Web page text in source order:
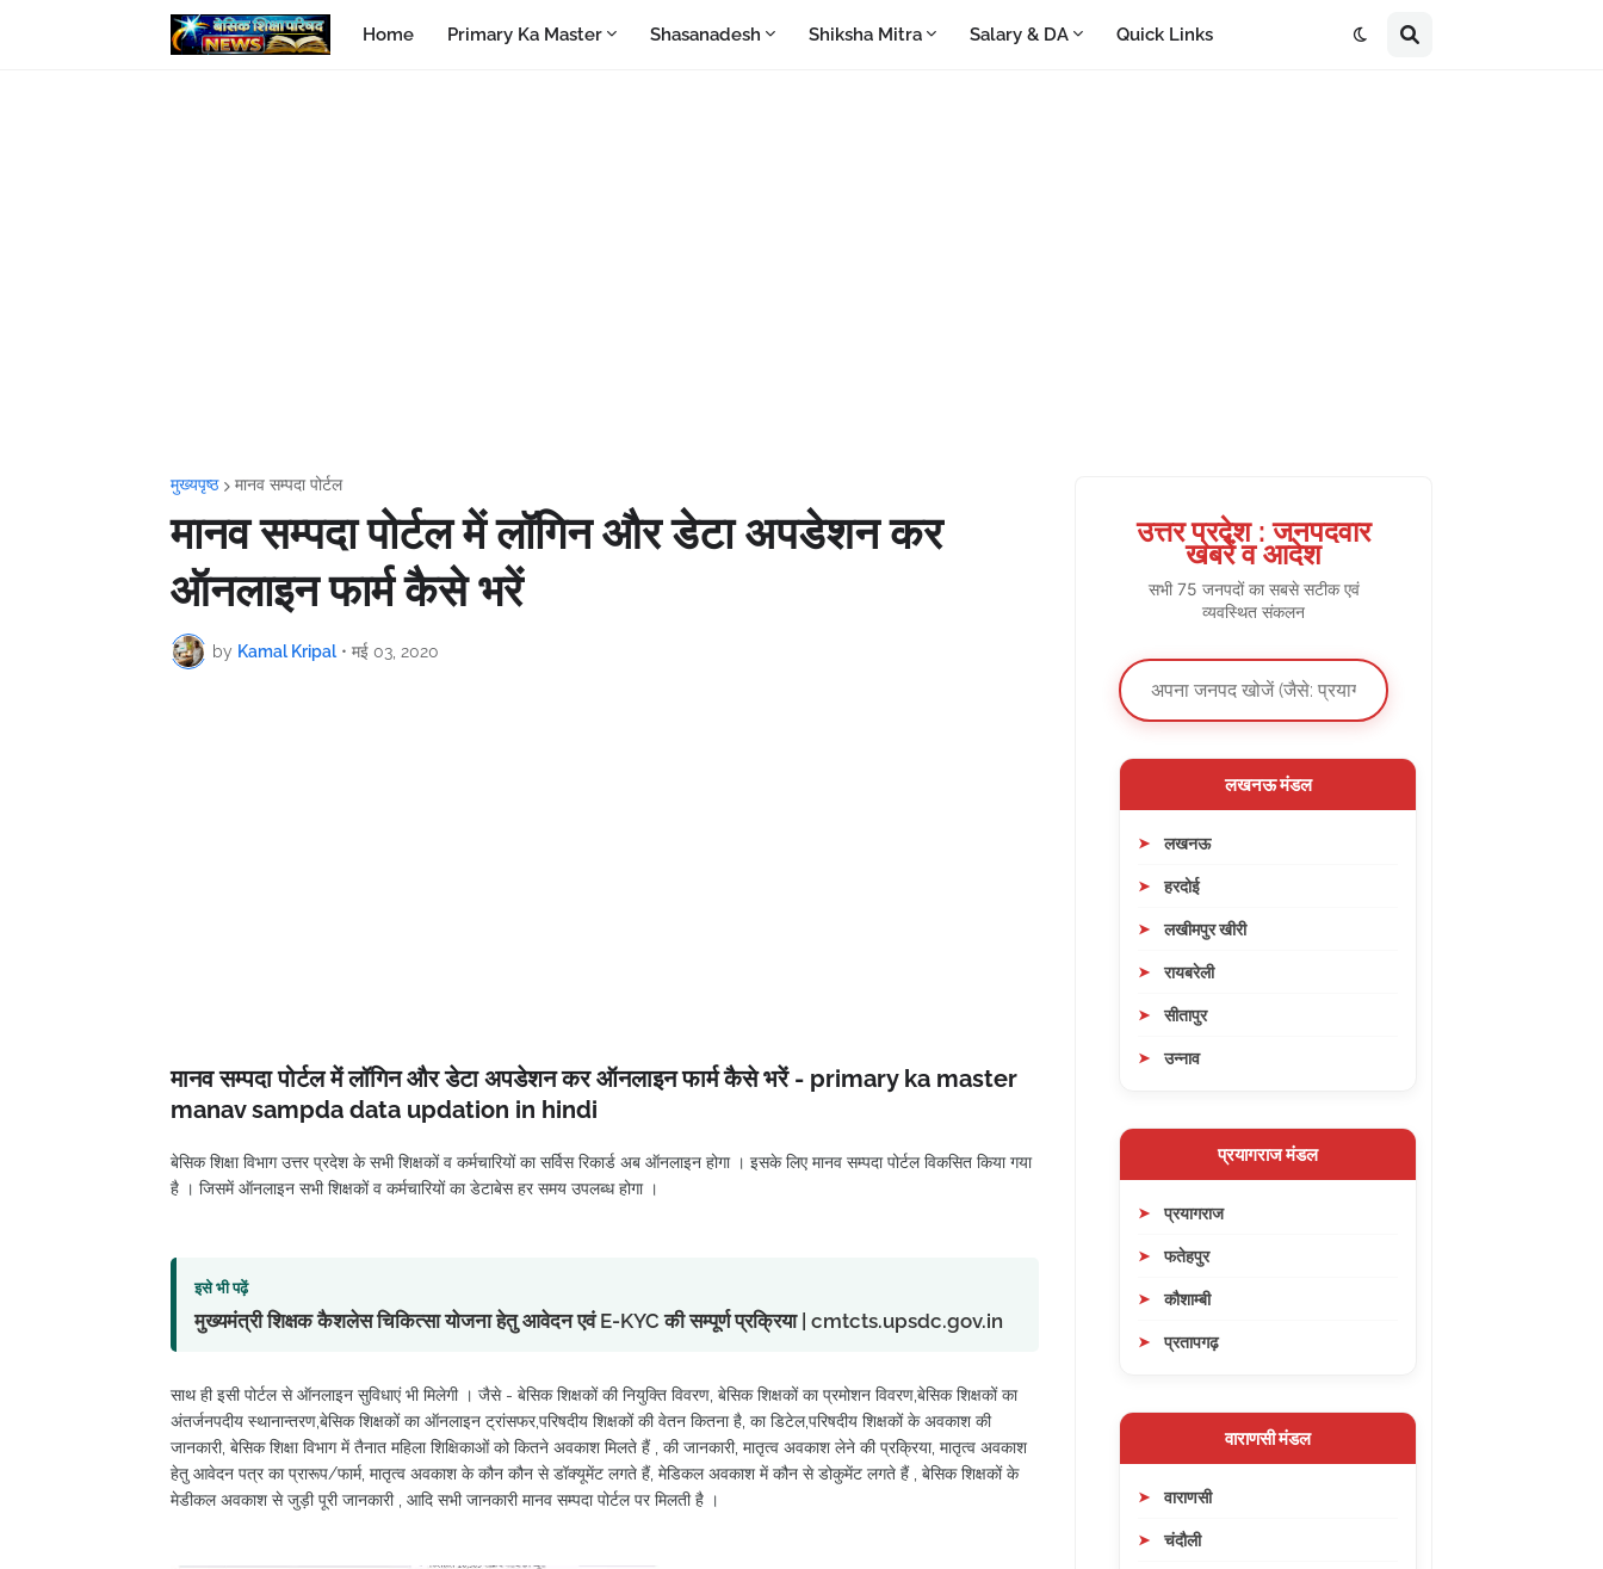
Home Primary Ka Master Shasanadesh Shiksha Mitra Salary & DA Quick Links
मुख्यपृष्ठ मानव सम्पदा पोर्टल
मानव सम्पदा पोर्टल में लॉगिन और डेटा अपडेशन कर
ऑनलाइन फार्म कैसे भरें
by Kamal Kripal • मई 03, 2020
मानव सम्पदा पोर्टल में लॉगिन और डेटा अपडेशन कर ऑनलाइन फार्म कैसे भरें - primary ka master
manav sampda data updation in hindi
बेसिक शिक्षा विभाग उत्तर प्रदेश के सभी शिक्षकों व कर्मचारियों का सर्विस रिकार्ड अब ऑनलाइन होगा । इसके लिए मानव सम्पदा पोर्टल विकसित किया गया
है । जिसमें ऑनलाइन सभी शिक्षकों व कर्मचारियों का डेटाबेस हर समय उपलब्ध होगा ।
इसे भी पढ़ें
मुख्यमंत्री शिक्षक कैशलेस चिकित्सा योजना हेतु आवेदन एवं E-KYC की सम्पूर्ण प्रक्रिया | cmtcts.upsdc.gov.in
साथ ही इसी पोर्टल से ऑनलाइन सुविधाएं भी मिलेगी । जैसे - बेसिक शिक्षकों की नियुक्ति विवरण, बेसिक शिक्षकों का प्रमोशन विवरण,बेसिक शिक्षकों का
अंतर्जनपदीय स्थानान्तरण,बेसिक शिक्षकों का ऑनलाइन ट्रांसफर,परिषदीय शिक्षकों की वेतन कितना है, का डिटेल,परिषदीय शिक्षकों के अवकाश की
जानकारी, बेसिक शिक्षा विभाग में तैनात महिला शिक्षिकाओं को कितने अवकाश मिलते हैं , की जानकारी, मातृत्व अवकाश लेने की प्रक्रिया, मातृत्व अवकाश
हेतु आवेदन पत्र का प्रारूप/फार्म, मातृत्व अवकाश के कौन कौन से डॉक्यूमेंट लगते हैं, मेडिकल अवकाश में कौन से डोकुमेंट लगते हैं , बेसिक शिक्षकों के
मेडीकल अवकाश से जुड़ी पूरी जानकारी , आदि सभी जानकारी मानव सम्पदा पोर्टल पर मिलती है ।
उत्तर प्रदेश : जनपदवार
खबरें व आदेश
सभी 75 जनपदों का सबसे सटीक एवं
व्यवस्थित संकलन
लखनऊ मंडल
लखनऊ
हरदोई
लखीमपुर खीरी
रायबरेली
सीतापुर
उन्नाव
प्रयागराज मंडल
प्रयागराज
फतेहपुर
कौशाम्बी
प्रतापगढ़
वाराणसी मंडल
वाराणसी
चंदौली